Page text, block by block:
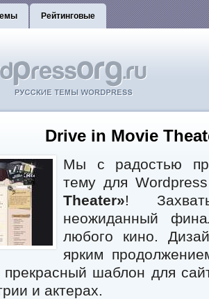
Рейтинговые
Drive in Movie
Мы с радостью
тему для
Theater»!
неожиданный
любого кино.
ярким
прекрасный шаблон для
и актерах.